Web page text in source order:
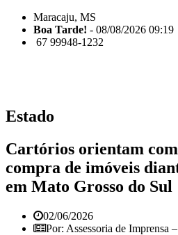
Maracaju, MS
Boa Tarde! - 08/08/2026 09:19
67 99948-1232
Estado
Cartórios orientam
compra de imóveis
em Mato Grosso do Sul
02/06/2026
Por: Assessoria de Imprensa